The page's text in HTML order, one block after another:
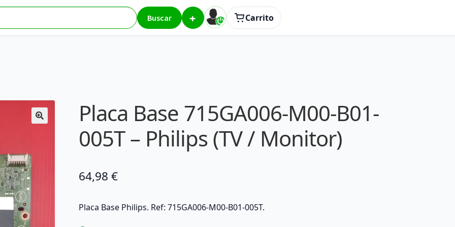
Buscar + Carrito
B01-005T – Philips (TV / Monitor)
Placa Base 715GA006-M00-B01-
005T – Philips (TV / Monitor)
64,98 €
Placa Base Philips. Ref: 715GA006-M00-B01-005T.